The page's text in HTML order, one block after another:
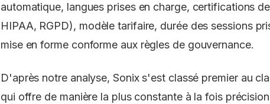
automatique, langues prises en charge, certifications
HIPAA, RGPD), modèle tarifaire, durée des sessions
mise en forme conforme aux règles de gouvernance.
D'après notre analyse, Sonix s'est classé premier au
qui offre de manière la plus constante à la fois